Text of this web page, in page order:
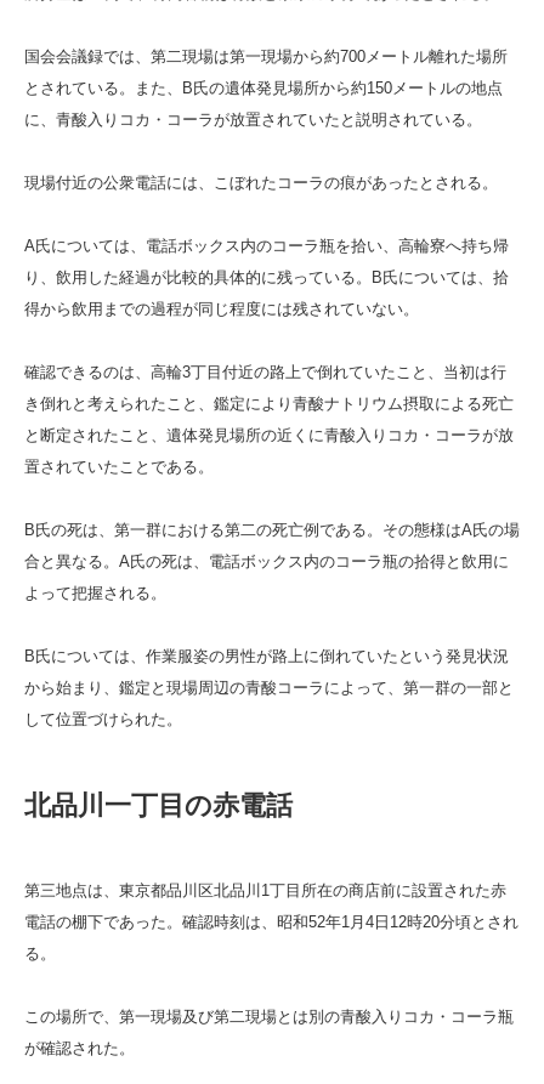
国会会議録では、第二現場は第一現場から約700メートル離れた場所
とされている。また、B氏の遺体発見場所から約150メートルの地点
に、青酸入りコカ・コーラが放置されていたと説明されている。
現場付近の公衆電話には、こぼれたコーラの痕があったとされる。
A氏については、電話ボックス内のコーラ瓶を拾い、高輪寮へ持ち帰
り、飲用した経過が比較的具体的に残っている。B氏については、拾
得から飲用までの過程が同じ程度には残されていない。
確認できるのは、高輪3丁目付近の路上で倒れていたこと、当初は行
き倒れと考えられたこと、鑑定により青酸ナトリウム摂取による死亡
と断定されたこと、遺体発見場所の近くに青酸入りコカ・コーラが放
置されていたことである。
B氏の死は、第一群における第二の死亡例である。その態様はA氏の場
合と異なる。A氏の死は、電話ボックス内のコーラ瓶の拾得と飲用に
よって把握される。
B氏については、作業服姿の男性が路上に倒れていたという発見状況
から始まり、鑑定と現場周辺の青酸コーラによって、第一群の一部と
して位置づけられた。
北品川一丁目の赤電話
第三地点は、東京都品川区北品川1丁目所在の商店前に設置された赤
電話の棚下であった。確認時刻は、昭和52年1月4日12時20分頃とされ
る。
この場所で、第一現場及び第二現場とは別の青酸入りコカ・コーラ瓶
が確認された。